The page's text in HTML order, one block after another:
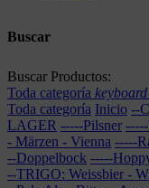
Buscar
Buscar Productos:
Toda categoría
Toda categoría Inicio --
LAGER -----Pilsner
- Märzen - Vienna -----
--Doppelbock -----
--TRIGO: Weissbier -